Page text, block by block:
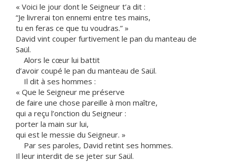
« Voici le jour dont le Seigneur t’a dit :
“Je livrerai ton ennemi entre tes mains,
tu en feras ce que tu voudras.” »
David vint couper furtivement le pan du manteau de
Saül.
Alors le cœur lui battit
d’avoir coupé le pan du manteau de Saül.
Il dit à ses hommes :
« Que le Seigneur me préserve
de faire une chose pareille à mon maître,
qui a reçu l’onction du Seigneur :
porter la main sur lui,
qui est le messie du Seigneur. »
Par ses paroles, David retint ses hommes.
Il leur interdit de se jeter sur Saül.